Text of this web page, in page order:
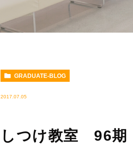
GRADUATE-BLOG
2017.07.05
しつけ教室 96